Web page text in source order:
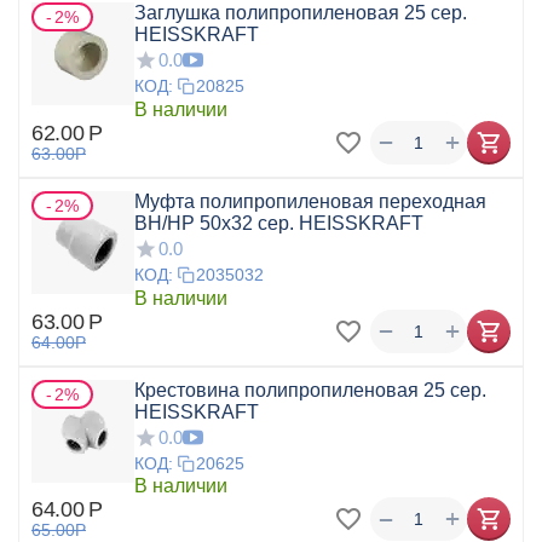
2%
Заглушка полипропиленовая 25 сер.
HEISSKRAFT
0.0
КОД: 20825
В наличии
62.00 Р
63.00Р +
−
2%
Муфта полипропиленовая переходная
ВН/НР 50x32 сер. HEISSKRAFT
0.0
КОД: 2035032
В наличии
63.00 Р
64.00Р +
−
2%
Крестовина полипропиленовая 25 сер.
HEISSKRAFT
0.0
КОД: 20625
В наличии
64.00 Р
65.00Р +
−